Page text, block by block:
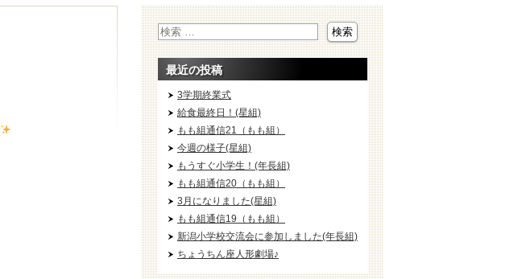
最近の投稿
3学期終業式
給食最終日！(星組)
もも組通信21（もも組）
今週の様子(星組)
もうすぐ小学生！(年長組)
もも組通信20（もも組）
3月になりました(星組)
もも組通信19（もも組）
新潟小学校交流会に参加しました(年長組)
ちょうちん座人形劇場♪